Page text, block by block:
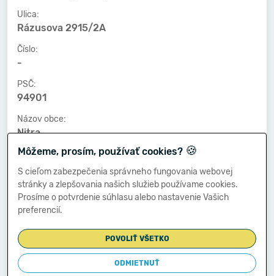
Ulica:
Rázusova 2915/2A
Číslo:
-
PSČ:
94901
Názov obce:
Nitra
Číslo telefónu:
-
Číslo faxu:
-
-
Môžeme, prosím, používať cookies? 🍪
S cieľom zabezpečenia správneho fungovania webovej
stránky a zlepšovania našich služieb používame cookies.
Prosíme o potvrdenie súhlasu alebo nastavenie Vašich
preferencií.
POVOLIŤ VŠETKO
ODMIETNUŤ